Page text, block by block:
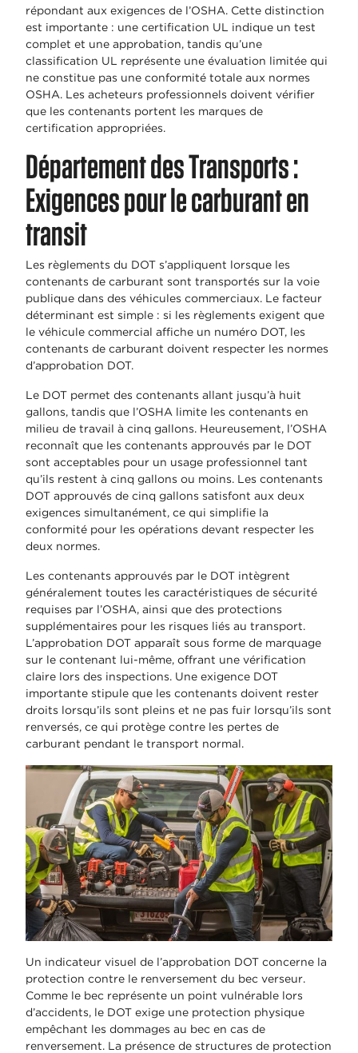
répondant aux exigences de l’OSHA. Cette distinction
est importante : une certification UL indique un test
complet et une approbation, tandis qu’une
classification UL représente une évaluation limitée qui
ne constitue pas une conformité totale aux normes
OSHA. Les acheteurs professionnels doivent vérifier
que les contenants portent les marques de
certification appropriées.
Département des Transports :
Exigences pour le carburant en
transit
Les règlements du DOT s’appliquent lorsque les
contenants de carburant sont transportés sur la voie
publique dans des véhicules commerciaux. Le facteur
déterminant est simple : si les règlements exigent que
le véhicule commercial affiche un numéro DOT, les
contenants de carburant doivent respecter les normes
d’approbation DOT.
Le DOT permet des contenants allant jusqu’à huit
gallons, tandis que l’OSHA limite les contenants en
milieu de travail à cinq gallons. Heureusement, l’OSHA
reconnaît que les contenants approuvés par le DOT
sont acceptables pour un usage professionnel tant
qu’ils restent à cinq gallons ou moins. Les contenants
DOT approuvés de cinq gallons satisfont aux deux
exigences simultanément, ce qui simplifie la
conformité pour les opérations devant respecter les
deux normes.
Les contenants approuvés par le DOT intègrent
généralement toutes les caractéristiques de sécurité
requises par l’OSHA, ainsi que des protections
supplémentaires pour les risques liés au transport.
L’approbation DOT apparaît sous forme de marquage
sur le contenant lui-même, offrant une vérification
claire lors des inspections. Une exigence DOT
importante stipule que les contenants doivent rester
droits lorsqu’ils sont pleins et ne pas fuir lorsqu’ils sont
renversés, ce qui protège contre les pertes de
carburant pendant le transport normal.
Un indicateur visuel de l’approbation DOT concerne la
protection contre le renversement du bec verseur.
Comme le bec représente un point vulnérable lors
d’accidents, le DOT exige une protection physique
empêchant les dommages au bec en cas de
renversement. La présence de structures de protection